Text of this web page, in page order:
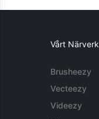
Vårt Närverk
Brusheezy
Vecteezy
Videezy